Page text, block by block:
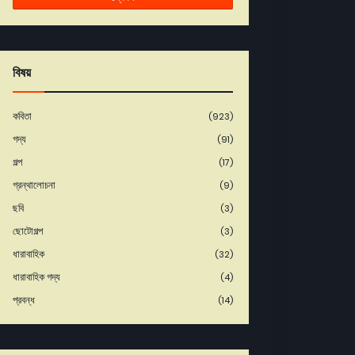
বিষয়
কবিতা (923)
গদ্য (91)
গল্প (17)
গ্রন্থালোচনা (9)
ছবি (3)
ছোটোগল্প (3)
ধারাবাহিক (32)
ধারাবাহিক গদ্য (4)
প্রবন্ধ (14)